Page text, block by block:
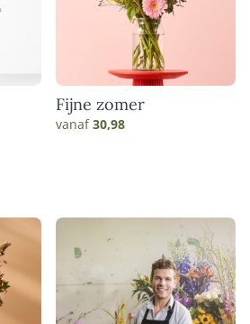
Fijne zomer
vanaf30,98